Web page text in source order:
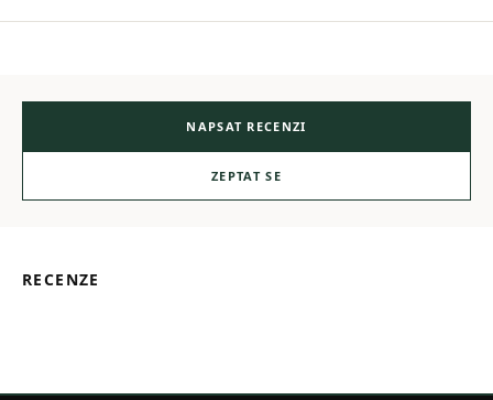
NAPSAT RECENZI
ZEPTAT SE
RECENZE